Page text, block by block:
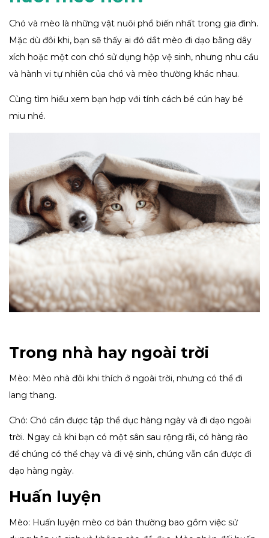
Chó và mèo là những vật nuôi phổ biến nhất trong gia đình.
Mặc dù đôi khi, bạn sẽ thấy ai đó dắt mèo đi dạo bằng dây
xích hoặc một con chó sử dụng hộp vệ sinh, nhưng nhu cầu
và hành vi tự nhiên của chó và mèo thường khác nhau.
Cùng tìm hiểu xem bạn hợp với tính cách bé cún hay bé
miu nhé.
Trong nhà hay ngoài trời
Mèo: Mèo nhà đôi khi thích ở ngoài trời, nhưng có thể đi
lang thang.
Chó: Chó cần được tập thể dục hàng ngày và đi dạo ngoài
trời. Ngay cả khi bạn có một sân sau rộng rãi, có hàng rào
để chúng có thể chạy và đi vệ sinh, chúng vẫn cần được đi
dạo hàng ngày.
Huấn luyện
Mèo: Huấn luyện mèo cơ bản thường bao gồm việc sử